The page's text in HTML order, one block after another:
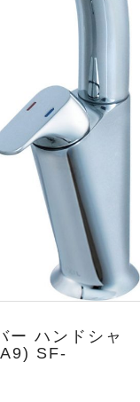
ー ハンドシャ
SF-